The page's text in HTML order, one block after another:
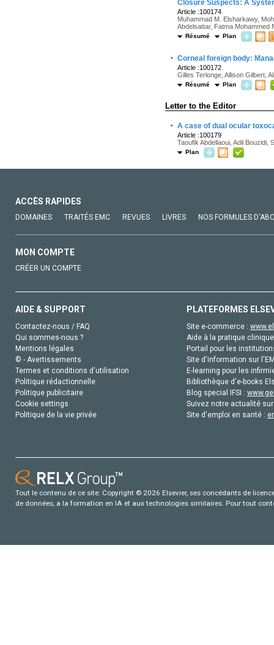
Closure Suspects: A
Article :100174
Muhammad M. Elsharkawy,
Abdelsattar, Fatma Mohammed
Résumé Plan
· Corneal foreign body:
Article :100172
Gilles Terlonge, Allison Gilbert,
Résumé Plan
Letter to the Editor
· A case of dual ocular
Article :100179
Taoufik Abdellaoui, Adil Bouzidi,
Plan
ACCÈS RAPIDES
DOMAINES TRAITÉS EMC REVUES LIVRES NOS FORMULES
MON COMPTE
CRÉER UN COMPTE
AIDE & SUPPORT
Contactez-nous / FAQ
Qui sommes-nous ?
Mentions légales
© - Avertissements
Termes et conditions d'utilisation
Politique rédactionnelle
Politique publicitaire
Cookie settings
Politique de la vie privée
PLATEFORMES
Site e-commerce :
Aide à la pratique
Portail pour les
Site d'information sur
E-learning pour les
Bibliothèque d'e-books
Blog special IFSI :
Suivez notre actualité
Site d'emploi en santé :
Tout le contenu de ce site: Copyright © 2026 Elsevier, ses concédants de
de données, a la formation en IA et aux technologies similaires. Pour tout